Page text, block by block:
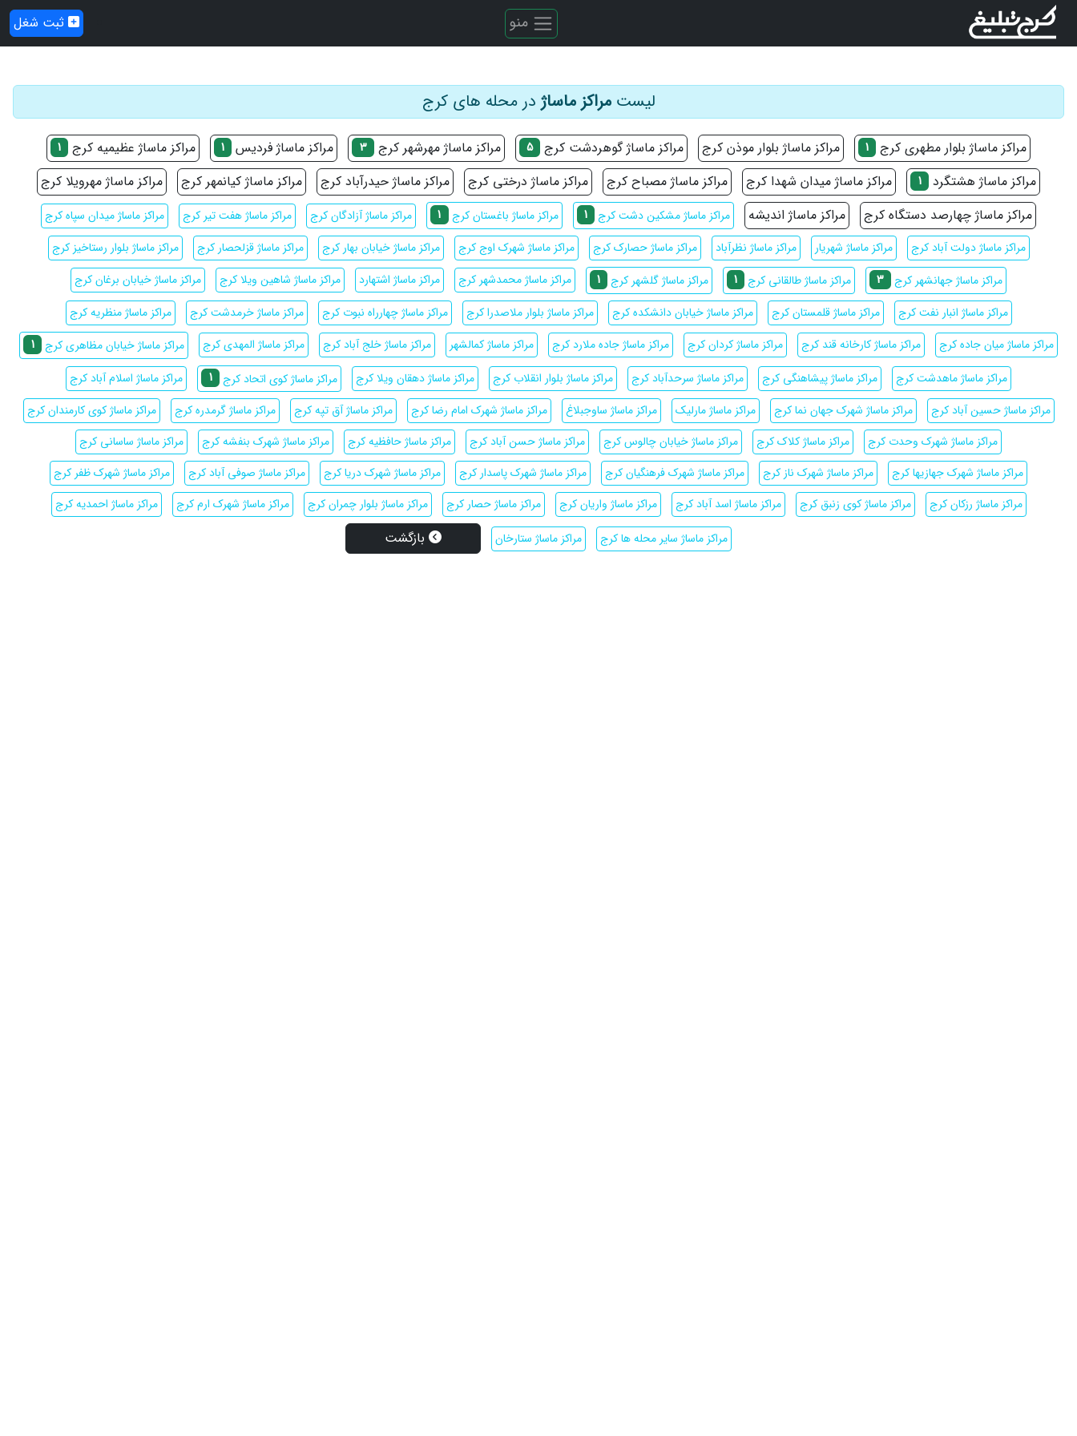
منو ثبت شغل
لیستمراکز ماساژ در محله های کرج
مراکز ماساژ بلوار مطهری کرج 1 مراکز ماساژ بلوار موذن کرج مراکز ماساژ گوهردشت کرج 5 مراکز ماساژ مهرشهر کرج 3 مراکز ماساژ فردیس 1 مراکز ماساژ عظیمیه کرج 1
مراکز ماساژ هشتگرد 1 مراکز ماساژ میدان شهدا کرج مراکز ماساژ مصباح کرج مراکز ماساژ درختی کرج مراکز ماساژ حیدرآباد کرج مراکز ماساژ کیانمهر کرج
مراکز ماساژ مهرویلا کرج
مراکز ماساژ چهارصد دستگاه کرج
مراکز ماساژ اندیشه مراکز ماساژ مشکین دشت کرج 1 مراکز ماساژ باغستان کرج 1 مراکز ماساژ آزادگان کرج مراکز ماساژ هفت تیر کرج
مراکز ماساژ میدان سپاه کرج
مراکز ماساژ دولت آباد کرج
مراکز ماساژ شهریار مراکز ماساژ نظرآباد مراکز ماساژ حصارک کرج مراکز ماساژ شهرک اوج کرج مراکز ماساژ خیابان بهار کرج مراکز ماساژ قزلحصار کرج
مراکز ماساژ بلوار رستاخیز کرج
مراکز ماساژ جهانشهر کرج 3 مراکز ماساژ طالقانی کرج 1 مراکز ماساژ گلشهر کرج 1 مراکز ماساژ محمدشهر کرج مراکز ماساژ اشتهارد مراکز ماساژ شاهین ویلا کرج
مراکز ماساژ خیابان برغان کرج
مراکز ماساژ انبار نفت کرج
مراکز ماساژ قلمستان کرج مراکز ماساژ خیابان دانشکده کرج مراکز ماساژ بلوار ملاصدرا کرج مراکز ماساژ چهارراه نبوت کرج مراکز ماساژ خرمدشت کرج
مراکز ماساژ منظریه کرج
مراکز ماساژ میان جاده کرج
مراکز ماساژ کارخانه قند کرج مراکز ماساژ کردان کرج مراکز ماساژ جاده ملارد کرج مراکز ماساژ کمالشهر مراکز ماساژ خلج آباد کرج مراکز ماساژ المهدی کرج مراکز ماساژ خیابان مظاهری کرج 1
مراکز ماساژ ماهدشت کرج
مراکز ماساژ پیشاهنگی کرج مراکز ماساژ سرحدآباد کرج مراکز ماساژ بلوار انقلاب کرج مراکز ماساژ دهقان ویلا کرج مراکز ماساژ کوی اتحاد کرج 1
مراکز ماساژ اسلام آباد کرج
مراکز ماساژ حسین آباد کرج
مراکز ماساژ شهرک جهان نما کرج مراکز ماساژ مارلیک مراکز ماساژ ساوجبلاغ مراکز ماساژ شهرک امام رضا کرج مراکز ماساژ آق تپه کرج مراکز ماساژ گرمدره کرج
مراکز ماساژ کوی کارمندان کرج
مراکز ماساژ شهرک وحدت کرج
مراکز ماساژ کلاک کرج مراکز ماساژ خیابان چالوس کرج مراکز ماساژ حسن آباد کرج مراکز ماساژ حافظیه کرج مراکز ماساژ شهرک بنفشه کرج
مراکز ماساژ ساسانی کرج
مراکز ماساژ شهرک جهازیها کرج
مراکز ماساژ شهرک ناز کرج مراکز ماساژ شهرک فرهنگیان کرج مراکز ماساژ شهرک پاسدار کرج مراکز ماساژ شهرک دریا کرج مراکز ماساژ صوفی آباد کرج
مراکز ماساژ شهرک ظفر کرج
مراکز ماساژ رزکان کرج
مراکز ماساژ کوی زنبق کرج مراکز ماساژ اسد آباد کرج مراکز ماساژ واریان کرج مراکز ماساژ حصار کرج مراکز ماساژ بلوار چمران کرج مراکز ماساژ شهرک ارم کرج
مراکز ماساژ احمدیه کرج
مراکز ماساژ سایر محله ها کرج
مراکز ماساژ ستارخان بازگشت